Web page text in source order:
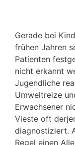
Gerade bei
frühen Jahren
Patienten
nicht erkannt
Jugendliche
Umweltreize
Erwachsener
Vieste oft
diagnostiziert.
Regel einen